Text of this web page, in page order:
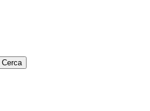
Cerca